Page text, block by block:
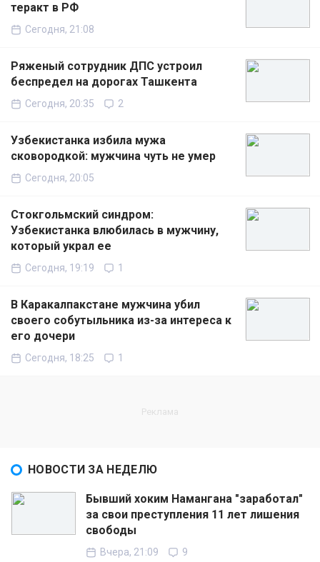
теракт в РФ
Сегодня, 21:08
Ряженый сотрудник ДПС устроил
беспредел на дорогах Ташкента
Сегодня, 20:35 2
Узбекистанка избила мужа
сковородкой: мужчина чуть не умер
Сегодня, 20:05
Стокгольмский синдром:
Узбекистанка влюбилась в мужчину,
который украл ее
Сегодня, 19:19 1
В Каракалпакстане мужчина убил
своего собутыльника из-за интереса к
его дочери
Сегодня, 18:25 1
НОВОСТИ ЗА НЕДЕЛЮ
Бывший хоким Намангана "заработал"
за свои преступления 11 лет лишения
свободы
Вчера, 21:09 9